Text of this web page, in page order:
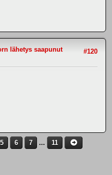
#120
lähetys saapunut
5 6 7 ... 11